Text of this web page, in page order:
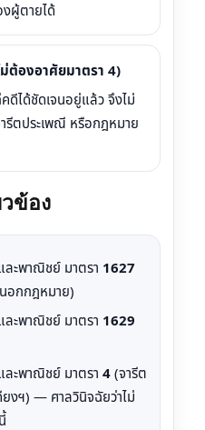
งผู้ตายได้
ต้องอาศัยมาตรา 4)
ได้ชัดเจนอยู่แล้ว จึงไม่
รีตประเพณี หรือกฎหมาย
ข้อง
ะพาณิชย์ มาตรา 1627
อกกฎหมาย)
ะพาณิชย์ มาตรา 1629
ะพาณิชย์ มาตรา 4 (จารีต
งฯ) — ศาลวินิจฉัยว่าไม่